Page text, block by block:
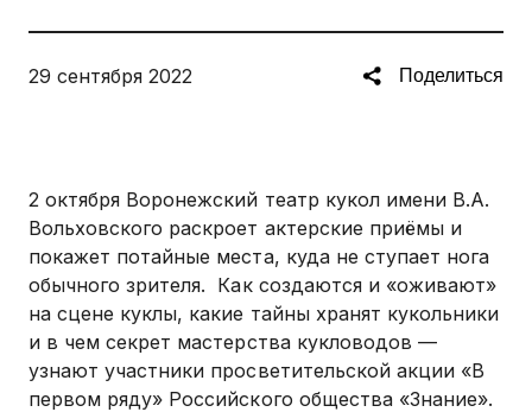
29 сентября 2022 Поделиться
2 октября Воронежский театр кукол имени В.А.
Вольховского раскроет актерские приёмы и
покажет потайные места, куда не ступает нога
обычного зрителя. Как создаются и «оживают»
на сцене куклы, какие тайны хранят кукольники
и в чем секрет мастерства кукловодов —
узнают участники просветительской акции «В
первом ряду» Российского общества «Знание».